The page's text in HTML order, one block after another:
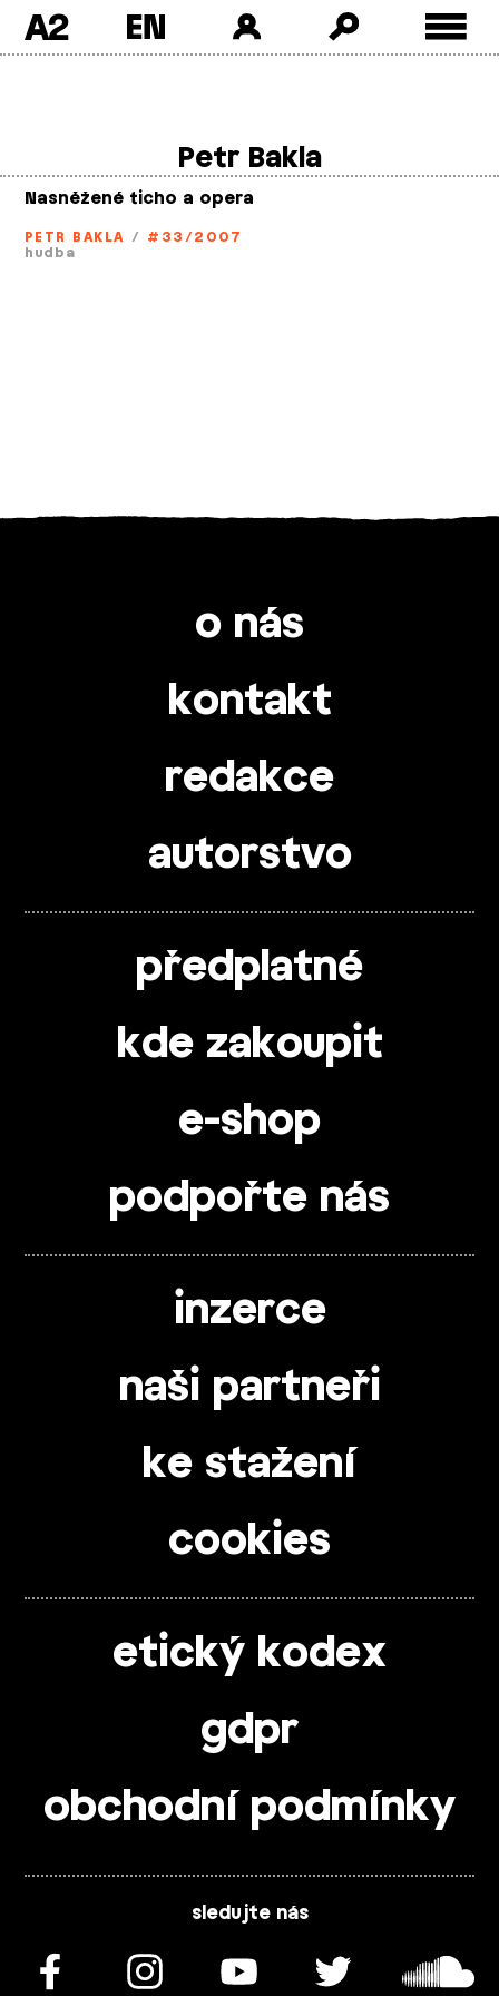
A2
Petr Bakla
Nasněžené ticho a opera
PETR BAKLA / #33/2007
hudba
o nás
kontakt
redakce
autorstvo
předplatné
kde zakoupit
e-shop
podpořte nás
inzerce
naši partneři
ke stažení
cookies
etický kodex
gdpr
obchodní podmínky
sledujte nás